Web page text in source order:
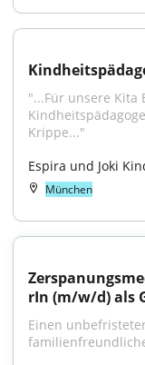
"...Für unsere Kita
Krippe..."
Espira und Joki
München
rIn (m/w/d) als
Einen